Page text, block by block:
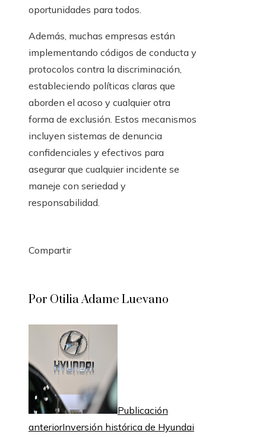
oportunidades para todos.
Además, muchas empresas están
implementando códigos de conducta y
protocolos contra la discriminación,
estableciendo políticas claras que
aborden el acoso y cualquier otra
forma de exclusión. Estos mecanismos
incluyen sistemas de denuncia
confidenciales y efectivos para
asegurar que cualquier incidente se
maneje con seriedad y
responsabilidad.
Compartir
Por Otilia Adame Luevano
Publicación
anteriorInversión histórica de Hyundai